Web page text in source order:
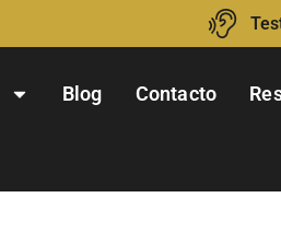
Blog Contacto